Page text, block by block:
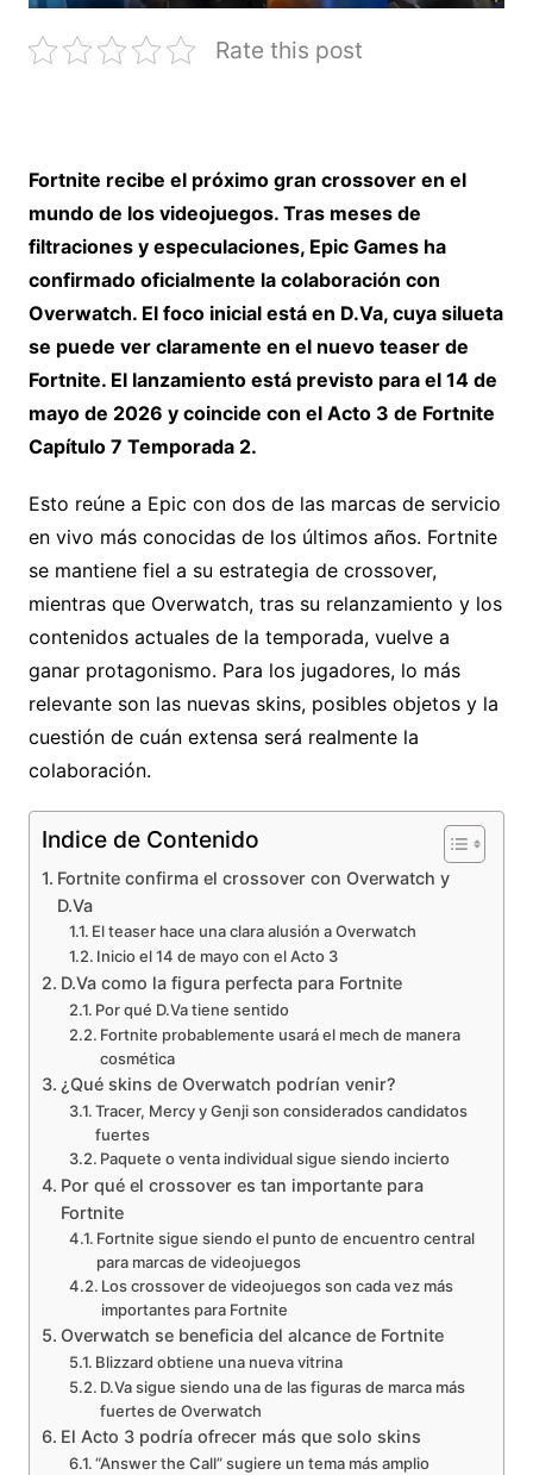
Rate this post
Fortnite recibe el próximo gran crossover en el
mundo de los videojuegos. Tras meses de
filtraciones y especulaciones, Epic Games ha
confirmado oficialmente la colaboración con
Overwatch. El foco inicial está en D.Va, cuya silueta
se puede ver claramente en el nuevo teaser de
Fortnite. El lanzamiento está previsto para el 14 de
mayo de 2026 y coincide con el Acto 3 de Fortnite
Capítulo 7 Temporada 2.
Esto reúne a Epic con dos de las marcas de servicio
en vivo más conocidas de los últimos años. Fortnite
se mantiene fiel a su estrategia de crossover,
mientras que Overwatch, tras su relanzamiento y los
contenidos actuales de la temporada, vuelve a
ganar protagonismo. Para los jugadores, lo más
relevante son las nuevas skins, posibles objetos y la
cuestión de cuán extensa será realmente la
colaboración.
Indice de Contenido
Fortnite confirma el crossover con Overwatch y
D.Va
El teaser hace una clara alusión a Overwatch
Inicio el 14 de mayo con el Acto 3
D.Va como la figura perfecta para Fortnite
Por qué D.Va tiene sentido
Fortnite probablemente usará el mech de manera
cosmética
¿Qué skins de Overwatch podrían venir?
Tracer, Mercy y Genji son considerados candidatos
fuertes
Paquete o venta individual sigue siendo incierto
Por qué el crossover es tan importante para
Fortnite
Fortnite sigue siendo el punto de encuentro central
para marcas de videojuegos
Los crossover de videojuegos son cada vez más
importantes para Fortnite
Overwatch se beneficia del alcance de Fortnite
Blizzard obtiene una nueva vitrina
D.Va sigue siendo una de las figuras de marca más
fuertes de Overwatch
El Acto 3 podría ofrecer más que solo skins
“Answer the Call” sugiere un tema más amplio